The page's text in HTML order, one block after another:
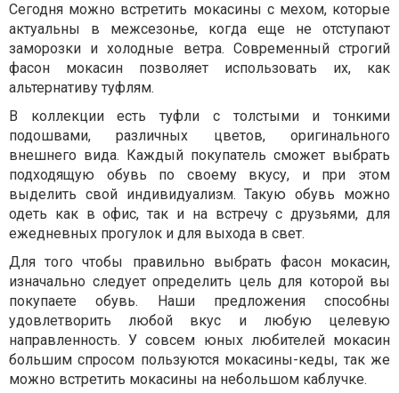
Сегодня можно встретить мокасины с мехом, которые
актуальны в межсезонье, когда еще не отступают
заморозки и холодные ветра. Современный строгий
фасон мокасин позволяет использовать их, как
альтернативу туфлям.
В коллекции есть туфли с толстыми и тонкими
подошвами, различных цветов, оригинального
внешнего вида. Каждый покупатель сможет выбрать
подходящую обувь по своему вкусу, и при этом
выделить свой индивидуализм. Такую обувь можно
одеть как в офис, так и на встречу с друзьями, для
ежедневных прогулок и для выхода в свет.
Для того чтобы правильно выбрать фасон мокасин,
изначально следует определить цель для которой вы
покупаете обувь. Наши предложения способны
удовлетворить любой вкус и любую целевую
направленность. У совсем юных любителей мокасин
большим спросом пользуются мокасины-кеды, так же
можно встретить мокасины на небольшом каблучке.